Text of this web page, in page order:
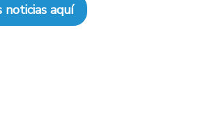
noticias aquí